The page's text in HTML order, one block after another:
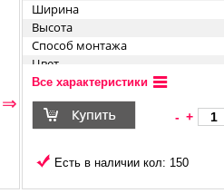
⇒
Ширина
Высота
Способ монтажа
Цвет
Материал корпуса
Все характеристики
- +
Есть в наличии кол: 150